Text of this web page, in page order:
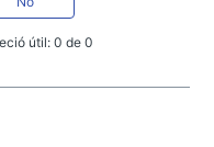
útil: 0 de 0